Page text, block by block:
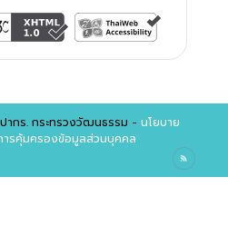
กร. กระทรวงวัฒนธรรม - นโยบาย
ารคุ้มครองข้อมูลส่วนบุคคล